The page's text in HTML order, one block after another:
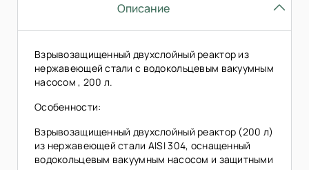
Описание
Взрывозащищенный двухслойный реактор из
нержавеющей стали с водокольцевым вакуумным
насосом , 200 л.
Особенности:
Взрывозащищенный двухслойный реактор (200 л)
из нержавеющей стали AISI 304, оснащенный
водокольцевым вакуумным насосом и защитными